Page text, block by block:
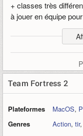
+ classes très
à jouer en équipe
classe il y a des
riche.
+ sons géniaux,
+ pas cher et pas
+ bon suivi deValve
d'autres...
+ forte communauté.
Team Fortress 2
Plateformes MacOS,
Genres
Action, tir,